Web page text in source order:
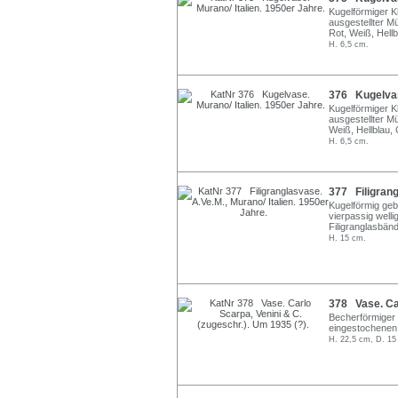
Kugelförmiger
ausgestellter
Rot, Weiß,
H. 6,5 cm.
376
Kugelförmiger
ausgestellter
Weiß, Hellblau,
H. 6,5 cm.
377
Kugelförmig
vierpassig
H. 15 cm.
378 Vase.
H. 22,5 cm, D.